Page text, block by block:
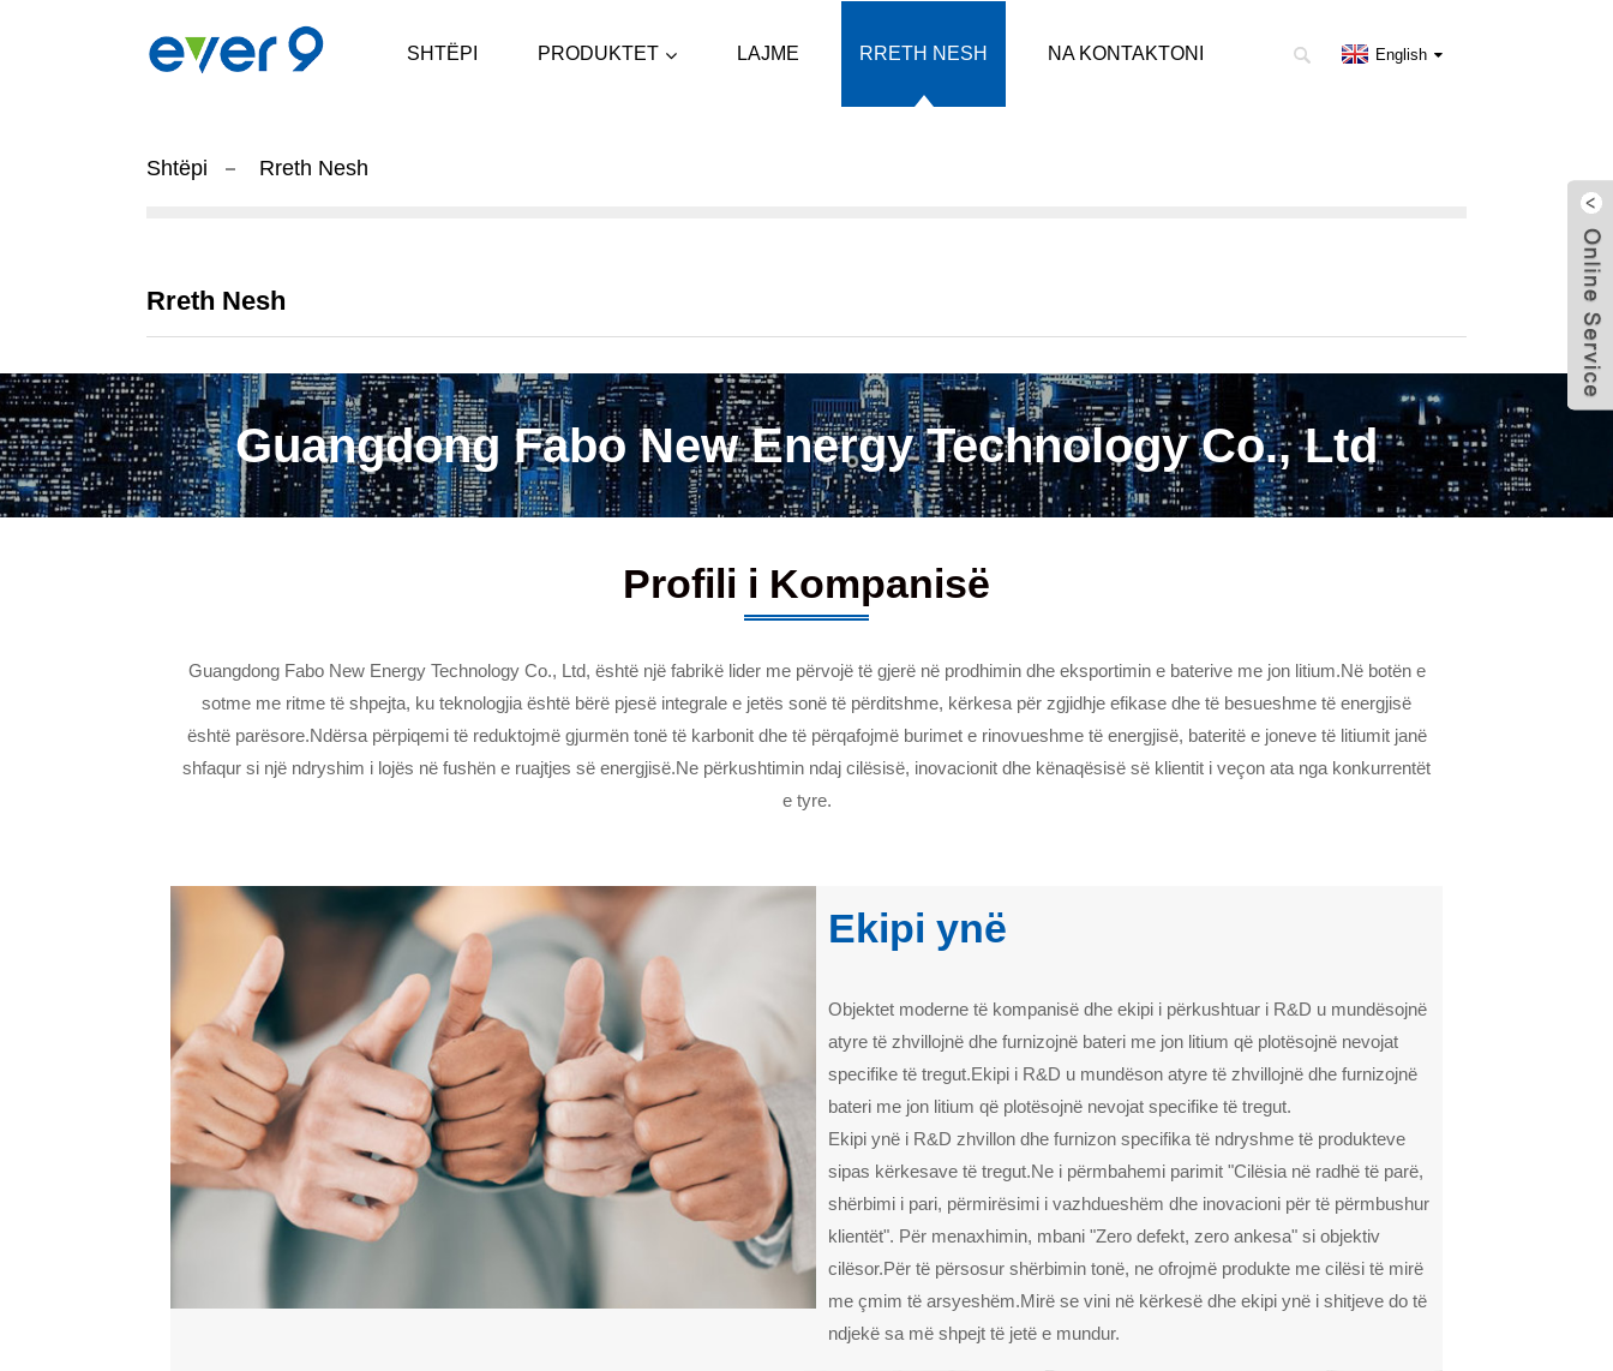
SHTËPI PRODUKTET LAJME RRETH NESH NA KONTAKTONI English
Shtëpi Rreth Nesh
Rreth Nesh
Guangdong Fabo New Energy Technology Co., Ltd
Profili i Kompanisë
Guangdong Fabo New Energy Technology Co., Ltd, është një fabrikë lider me përvojë të gjerë në prodhimin dhe eksportimin e baterive me jon litium.Në botën e
sotme me ritme të shpejta, ku teknologjia është bërë pjesë integrale e jetës sonë të përditshme, kërkesa për zgjidhje efikase dhe të besueshme të energjisë
është parësore.Ndërsa përpiqemi të reduktojmë gjurmën tonë të karbonit dhe të përqafojmë burimet e rinovueshme të energjisë, bateritë e joneve të litiumit janë
shfaqur si një ndryshim i lojës në fushën e ruajtjes së energjisë.Ne përkushtimin ndaj cilësisë, inovacionit dhe kënaqësisë së klientit i veçon ata nga konkurrentët
e tyre.
Ekipi ynë
Objektet moderne të kompanisë dhe ekipi i përkushtuar i R&D u mundësojnë
atyre të zhvillojnë dhe furnizojnë bateri me jon litium që plotësojnë nevojat
specifike të tregut.Ekipi i R&D u mundëson atyre të zhvillojnë dhe furnizojnë
bateri me jon litium që plotësojnë nevojat specifike të tregut.
Ekipi ynë i R&D zhvillon dhe furnizon specifika të ndryshme të produkteve
sipas kërkesave të tregut.Ne i përmbahemi parimit "Cilësia në radhë të parë,
shërbimi i pari, përmirësimi i vazhdueshëm dhe inovacioni për të përmbushur
klientët". Për menaxhimin, mbani "Zero defekt, zero ankesa" si objektiv
cilësor.Për të përsosur shërbimin tonë, ne ofrojmë produkte me cilësi të mirë
me çmim të arsyeshëm.Mirë se vini në kërkesë dhe ekipi ynë i shitjeve do të
ndjekë sa më shpejt të jetë e mundur.